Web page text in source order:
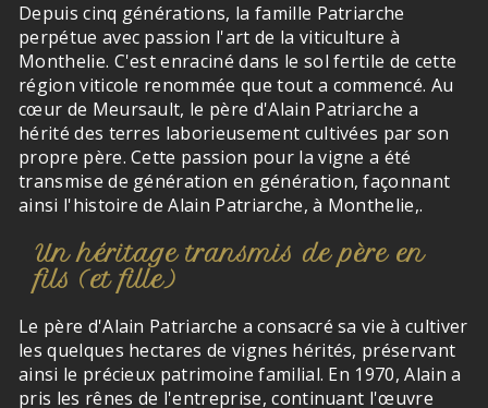
Depuis cinq générations, la famille Patriarche
perpétue avec passion l'art de la viticulture à
Monthelie. C'est enraciné dans le sol fertile de cette
région viticole renommée que tout a commencé. Au
cœur de Meursault, le père d'Alain Patriarche a
hérité des terres laborieusement cultivées par son
propre père. Cette passion pour la vigne a été
transmise de génération en génération, façonnant
ainsi l'histoire de Alain Patriarche, à Monthelie,.
Un héritage transmis de père en
fils (et fille)
Le père d'Alain Patriarche a consacré sa vie à cultiver
les quelques hectares de vignes hérités, préservant
ainsi le précieux patrimoine familial. En 1970, Alain a
pris les rênes de l'entreprise, continuant l'œuvre